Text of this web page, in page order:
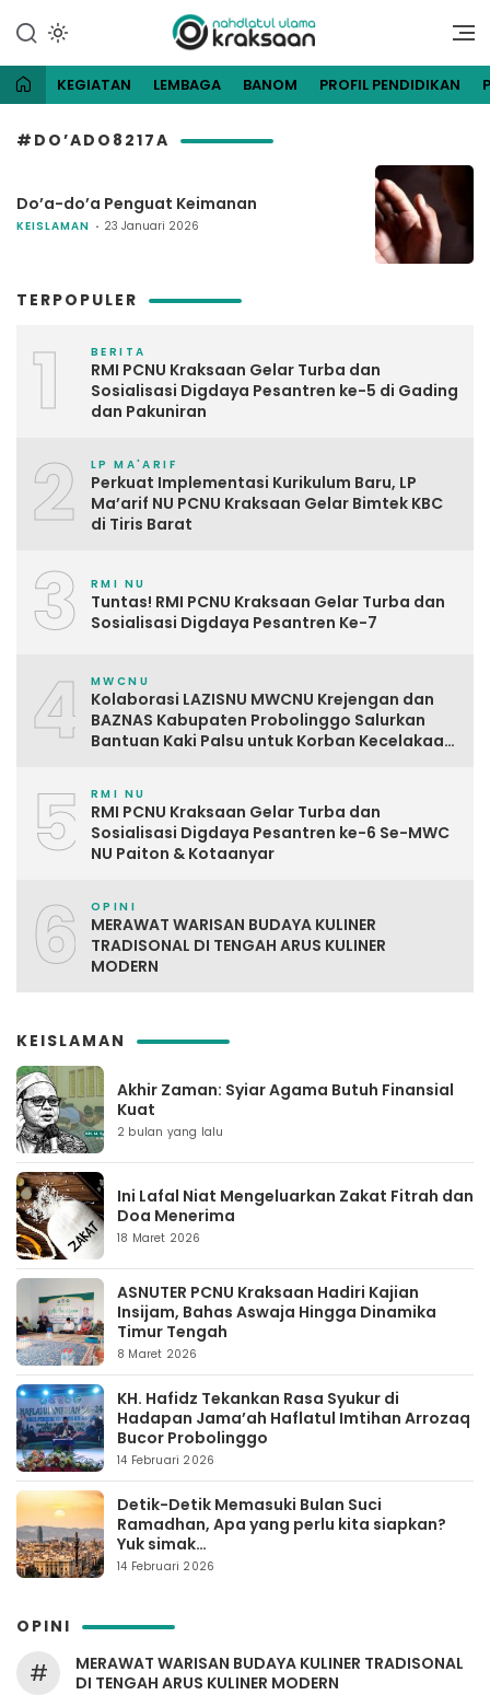
konten
NU Kraksaan
Website Resmi Pengurus
Kraksaan
KEGIATAN LEMBAGA BANOM PROFIL PENDIDIKAN
#DO’ADO8217A
Do’a-do’a Penguat Keimanan
KEISLAMAN 23 Januari 2026
TERPOPULER
1 BERITA
RMI PCNU Kraksaan Gelar Turba dan
Sosialisasi Digdaya Pesantren ke-5 di Gading
dan Pakuniran
2 LP MA'ARIF
Perkuat Implementasi Kurikulum Baru, LP
Ma’arif NU PCNU Kraksaan Gelar Bimtek KBC
di Tiris Barat
3 RMI NU
Tuntas! RMI PCNU Kraksaan Gelar Turba dan
Sosialisasi Digdaya Pesantren Ke-7
4 MWCNU
Kolaborasi LAZISNU MWCNU Krejengan dan
BAZNAS Kabupaten Probolinggo Salurkan
Bantuan Kaki Palsu untuk Korban Kecelakaan
5 RMI NU
RMI PCNU Kraksaan Gelar Turba dan
Sosialisasi Digdaya Pesantren ke-6 Se-MWC
NU Paiton & Kotaanyar
6 OPINI
MERAWAT WARISAN BUDAYA KULINER
TRADISONAL DI TENGAH ARUS KULINER
MODERN
KEISLAMAN
Akhir Zaman: Syiar Agama Butuh Finansial
Kuat
2 bulan yang lalu
Ini Lafal Niat Mengeluarkan Zakat Fitrah dan
Doa Menerima
18 Maret 2026
ASNUTER PCNU Kraksaan Hadiri Kajian
Insijam, Bahas Aswaja Hingga Dinamika
Timur Tengah
8 Maret 2026
KH. Hafidz Tekankan Rasa Syukur di
Hadapan Jama’ah Haflatul Imtihan Arrozaq
Bucor Probolinggo
14 Februari 2026
Detik-Detik Memasuki Bulan Suci
Ramadhan, Apa yang perlu kita siapkan?
Yuk simak…
14 Februari 2026
OPINI
#
MERAWAT WARISAN BUDAYA KULINER TRADISONAL
DI TENGAH ARUS KULINER MODERN